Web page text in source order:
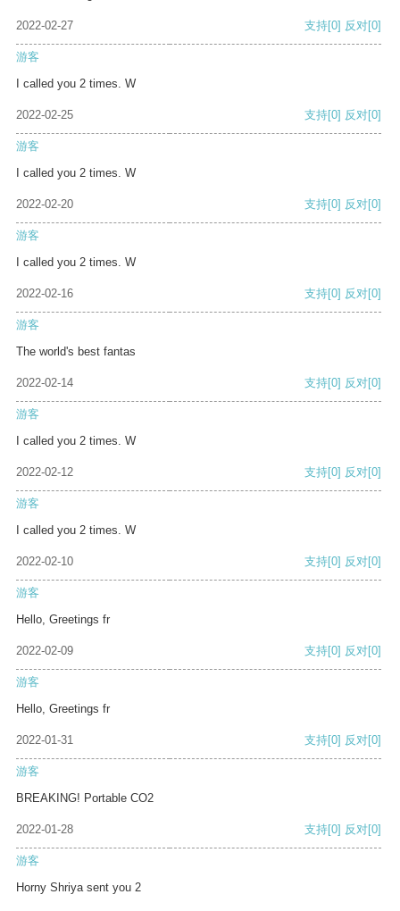
2022-02-27 支持[0] 反对[0]
游客
I called you 2 times. W
2022-02-25 支持[0] 反对[0]
游客
I called you 2 times. W
2022-02-20 支持[0] 反对[0]
游客
I called you 2 times. W
2022-02-16 支持[0] 反对[0]
游客
The world's best fantas
2022-02-14 支持[0] 反对[0]
游客
I called you 2 times. W
2022-02-12 支持[0] 反对[0]
游客
I called you 2 times. W
2022-02-10 支持[0] 反对[0]
游客
Hello, Greetings fr
2022-02-09 支持[0] 反对[0]
游客
Hello, Greetings fr
2022-01-31 支持[0] 反对[0]
游客
BREAKING! Portable CO2
2022-01-28 支持[0] 反对[0]
游客
Horny Shriya sent you 2